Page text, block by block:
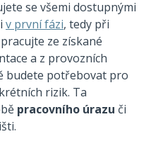
se všemi dostupnými
v první fázi, tedy při
ze získané
a z provozních
budete potřebovat pro
rizik. Ta
pracovního úrazu či